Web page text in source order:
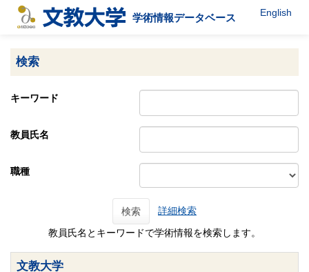
学術情報データベース English
検索
キーワード
教員氏名
職種
検索 詳細検索
教員氏名とキーワードで学術情報を検索します。
文教大学